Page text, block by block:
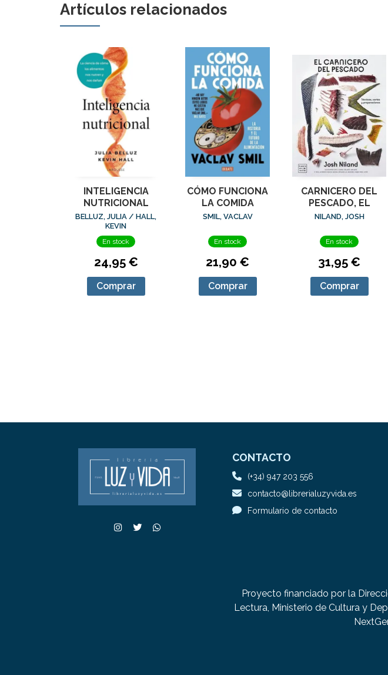
Artículos relacionados
INTELIGENCIA
NUTRICIONAL
BELLUZ, JULIA / HALL,
KEVIN
En stock
24,95 €
Comprar
CÓMO FUNCIONA
LA COMIDA
SMIL, VACLAV
En stock
21,90 €
Comprar
CARNICERO DEL
PESCADO, EL
NILAND, JOSH
En stock
31,95 €
Comprar
CONTACTO
(+34) 947 203 556
contacto@librerialuzyvida.es
Formulario de contacto
Proyecto financiado por la
Lectura, Ministerio de Cultura y